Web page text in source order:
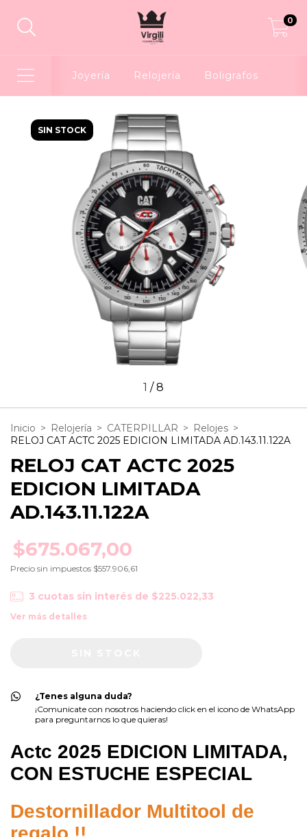
0
Joyería Relojería Boligrafos
SIN STOCK
1 /8
Inicio > Relojería > CATERPILLAR > Relojes >
RELOJ CAT ACTC 2025 EDICION LIMITADA AD.143.11.122A
RELOJ CAT ACTC 2025
EDICION LIMITADA
AD.143.11.122A
$675.067,00
Precio sin impuestos $557.906,61
3 cuotas sin interés de $225.022,33
Ver más detalles
¿Tenes alguna duda?
¡Comunicate con nosotros haciendo click en el icono de WhatsApp
para preguntarnos lo que quieras!
Actc 2025 EDICION LIMITADA,
CON ESTUCHE ESPECIAL
Destornillador Multitool de